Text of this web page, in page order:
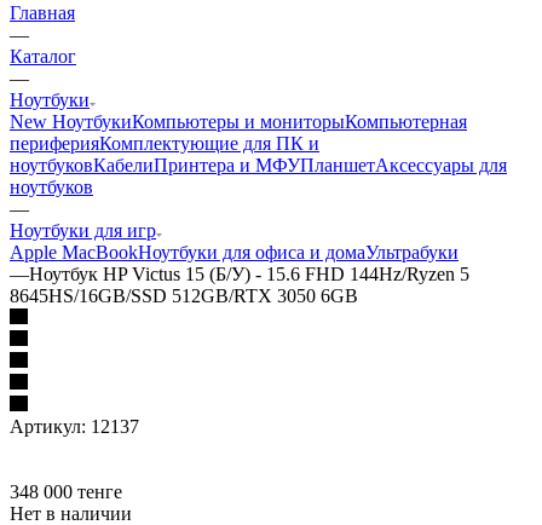
Главная
—
Каталог
—
Ноутбуки
New НоутбукиКомпьютеры и мониторыКомпьютерная
периферияКомплектующие для ПК и
ноутбуковКабелиПринтера и МФУПланшетАксессуары для
ноутбуков
—
Ноутбуки для игр
Apple MacBookНоутбуки для офиса и домаУльтрабуки
—Ноутбук HP Victus 15 (Б/У) - 15.6 FHD 144Hz/Ryzen 5
8645HS/16GB/SSD 512GB/RTX 3050 6GB
Артикул: 12137
348 000 тенге
Нет в наличии